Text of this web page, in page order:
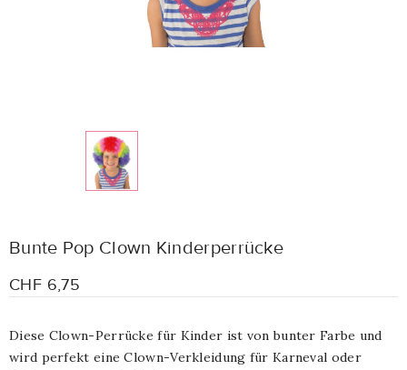
Bunte Pop Clown Kinderperrücke
CHF 6,75
Diese Clown-Perrücke für Kinder ist von bunter Farbe und
wird perfekt eine Clown-Verkleidung für Karneval oder